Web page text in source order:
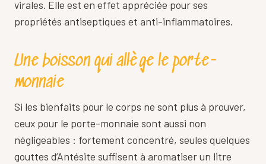
virales. Elle est en effet appréciée pour ses
propriétés antiseptiques et anti-inflammatoires.
Une boisson qui allège le porte-
monnaie
Si les bienfaits pour le corps ne sont plus à prouver,
ceux pour le porte-monnaie sont aussi non
négligeables : fortement concentré, seules quelques
gouttes d’Antésite suffisent à aromatiser un litre